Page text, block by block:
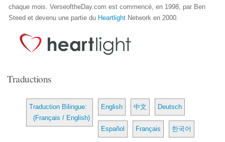
chaque mois. VerseoftheDay.com est commencé, en 1998, par Ben
Steed et devenu une partie du Heartlight Network en 2000.
Traductions
Traduction Bilingue:
(Français / English)
English 中文 Deutsch
Español Français 한국어